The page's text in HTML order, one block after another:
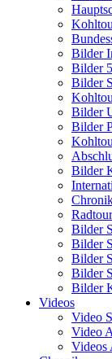
Bilder
Bilder
Bilder
Bilder
Bilder
Bilder
Bilder
Bilder
Bilder
Bilder
Bilder
Videos
Video
Video
Videos